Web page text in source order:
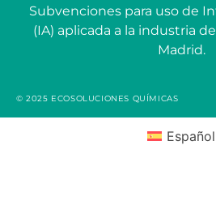
Subvenciones para uso de
(IA) aplicada a la industria
Madrid.
© 2025 ECOSOLUCIONES QUÍMICAS
Español